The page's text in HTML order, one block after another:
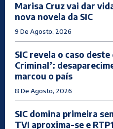
Marisa Cruz vai dar
nova novela da SIC
9 De Agosto, 2026
SIC revela o caso
Criminal’:
marcou o país
8 De Agosto, 2026
SIC domina primeira
TVI aproxima-se e